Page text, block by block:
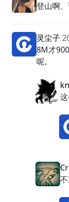
登山啊
灵尘子
8M才
呢。